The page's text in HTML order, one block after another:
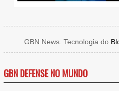
GBN News. Tecnologia do
GBN DEFENSE NO MUNDO